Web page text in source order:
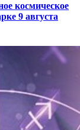
космическое
9 августа